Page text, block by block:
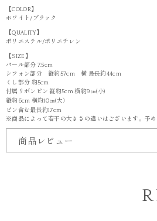
【COLOR】
ホワイト/ブラック
【QUALITY】
ポリエステル/ポリエチレン
【SIZE】
パール部分 7.5cm
シフォン部分 縦約57cm 横 最長約44cm
くし部分 約5cm
付属リボンピン 縦約5cm 横約9㎝(小)
縦約6cm 横約10㎝(大）
ピン含む最長約17cm
※商品によって若干の大きさの違いはございます。予め
商品レビュー